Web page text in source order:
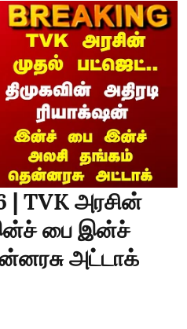
| TVK அரசின்
பை இன்ச்
அட்டாக்